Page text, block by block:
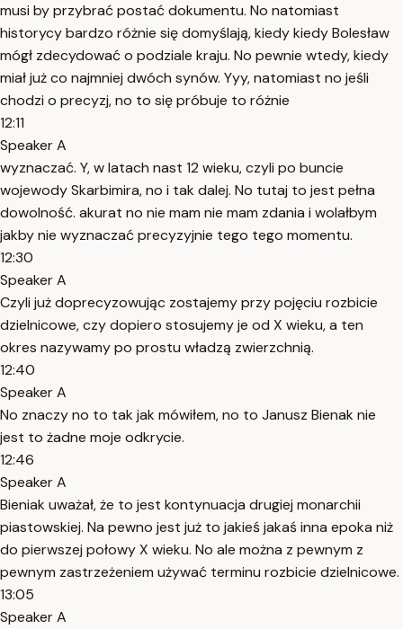
musi by przybrać postać dokumentu. No natomiast
historycy bardzo różnie się domyślają, kiedy kiedy Bolesław
mógł zdecydować o podziale kraju. No pewnie wtedy, kiedy
miał już co najmniej dwóch synów. Yyy, natomiast no jeśli
chodzi o precyzj, no to się próbuje to różnie
12:11
Speaker A
wyznaczać. Y, w latach nast 12 wieku, czyli po buncie
wojewody Skarbimira, no i tak dalej. No tutaj to jest pełna
dowolność. akurat no nie mam nie mam zdania i wolałbym
jakby nie wyznaczać precyzyjnie tego tego momentu.
12:30
Speaker A
Czyli już doprecyzowując zostajemy przy pojęciu rozbicie
dzielnicowe, czy dopiero stosujemy je od X wieku, a ten
okres nazywamy po prostu władzą zwierzchnią.
12:40
Speaker A
No znaczy no to tak jak mówiłem, no to Janusz Bienak nie
jest to żadne moje odkrycie.
12:46
Speaker A
Bieniak uważał, że to jest kontynuacja drugiej monarchii
piastowskiej. Na pewno jest już to jakieś jakaś inna epoka niż
do pierwszej połowy X wieku. No ale można z pewnym z
pewnym zastrzeżeniem używać terminu rozbicie dzielnicowe.
13:05
Speaker A